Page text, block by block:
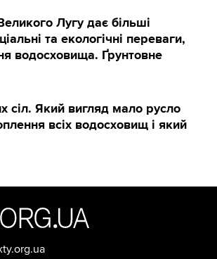
Лугу дає більші
та екологічні переваги,
водосховища. Ґрунтовне
сіл. Який вигляд мало русло
всіх водосховищ і який